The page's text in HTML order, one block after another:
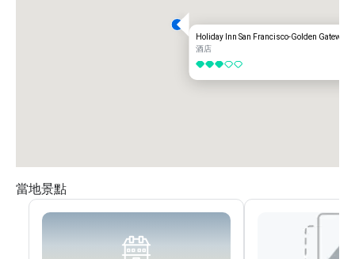
Holiday Inn San Francisco-Golden Gateway
酒店
3/5
當地景點